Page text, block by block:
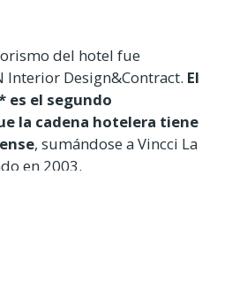
del hotel fue
Interior Design&Contract. El
es el segundo
la cadena hotelera tiene
, sumándose a Vincci La
en 2003.